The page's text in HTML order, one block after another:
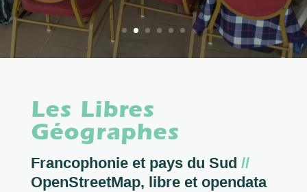
Les Libres
Géographes
Francophonie et pays du Sud //
OpenStreetMap, libre et opendata